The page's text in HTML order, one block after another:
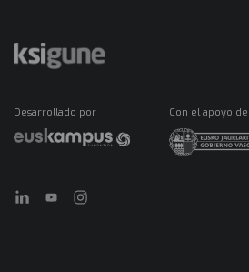
Desarrollado por Con el apoyo de